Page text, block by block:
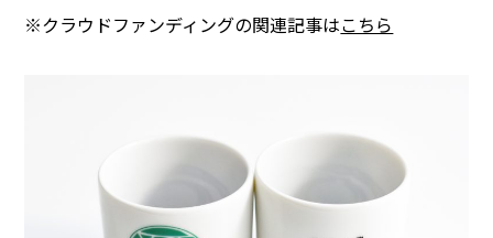
※クラウドファンディングの関連記事はこちら